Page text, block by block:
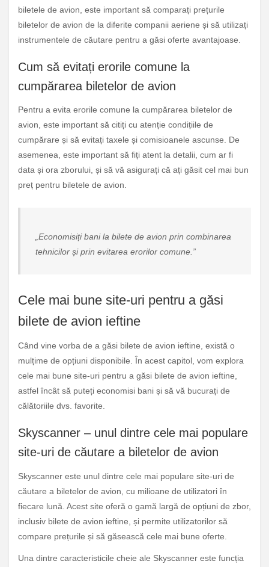
biletele de avion, este important să comparați prețurile
biletelor de avion de la diferite companii aeriene și să utilizați
instrumentele de căutare pentru a găsi oferte avantajoase.
Cum să evitați erorile comune la
cumpărarea biletelor de avion
Pentru a evita erorile comune la cumpărarea biletelor de
avion, este important să citiți cu atenție condițiile de
cumpărare și să evitați taxele și comisioanele ascunse. De
asemenea, este important să fiți atent la detalii, cum ar fi
data și ora zborului, și să vă asigurați că ați găsit cel mai bun
preț pentru biletele de avion.
„Economisiți bani la bilete de avion prin combinarea
tehnicilor și prin evitarea erorilor comune.”
Cele mai bune site-uri pentru a găsi
bilete de avion ieftine
Când vine vorba de a găsi bilete de avion ieftine, există o
mulțime de opțiuni disponibile. În acest capitol, vom explora
cele mai bune site-uri pentru a găsi bilete de avion ieftine,
astfel încât să puteți economisi bani și să vă bucurați de
călătoriile dvs. favorite.
Skyscanner – unul dintre cele mai populare
site-uri de căutare a biletelor de avion
Skyscanner este unul dintre cele mai populare site-uri de
căutare a biletelor de avion, cu milioane de utilizatori în
fiecare lună. Acest site oferă o gamă largă de opțiuni de zbor,
inclusiv bilete de avion ieftine, și permite utilizatorilor să
compare prețurile și să găsească cele mai bune oferte.
Una dintre caracteristicile cheie ale Skyscanner este funcția